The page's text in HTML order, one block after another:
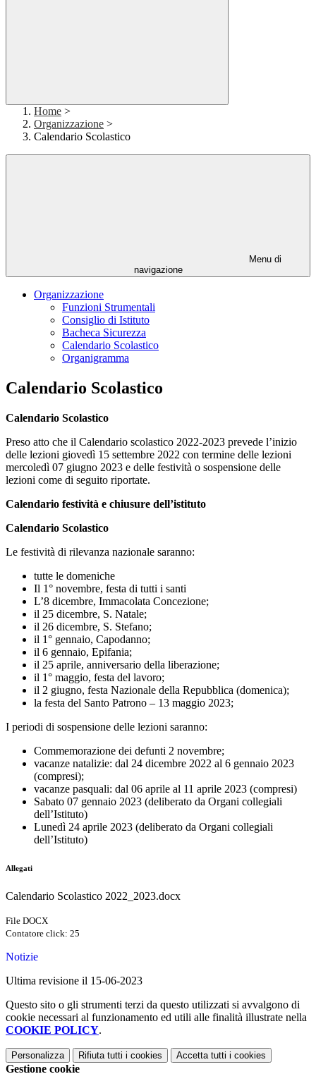
Home >
Organizzazione >
Calendario Scolastico
Menu di
navigazione
Organizzazione
Funzioni Strumentali
Consiglio di Istituto
Bacheca Sicurezza
Calendario Scolastico
Organigramma
Calendario Scolastico
Calendario Scolastico
Preso atto che il Calendario scolastico 2022-2023 prevede l’inizio
delle lezioni giovedì 15 settembre 2022 con termine delle lezioni
mercoledì 07 giugno 2023 e delle festività o sospensione delle
lezioni come di seguito riportate.
Calendario festività e chiusure dell’istituto
Calendario Scolastico
Le festività di rilevanza nazionale saranno:
tutte le domeniche
Il 1° novembre, festa di tutti i santi
L’8 dicembre, Immacolata Concezione;
il 25 dicembre, S. Natale;
il 26 dicembre, S. Stefano;
il 1° gennaio, Capodanno;
il 6 gennaio, Epifania;
il 25 aprile, anniversario della liberazione;
il 1° maggio, festa del lavoro;
il 2 giugno, festa Nazionale della Repubblica (domenica);
la festa del Santo Patrono – 13 maggio 2023;
I periodi di sospensione delle lezioni saranno:
Commemorazione dei defunti 2 novembre;
vacanze natalizie: dal 24 dicembre 2022 al 6 gennaio 2023
(compresi);
vacanze pasquali: dal 06 aprile al 11 aprile 2023 (compresi)
Sabato 07 gennaio 2023 (deliberato da Organi collegiali
dell’Istituto)
Lunedì 24 aprile 2023 (deliberato da Organi collegiali
dell’Istituto)
Allegati
Calendario Scolastico 2022_2023.docx
File DOCX
Contatore click: 25
Notizie
Ultima revisione il 15-06-2023
Questo sito o gli strumenti terzi da questo utilizzati si avvalgono di
cookie necessari al funzionamento ed utili alle finalità illustrate nella
COOKIE POLICY.
Personalizza Rifiuta tutti i cookies Accetta tutti i cookies
Gestione cookie